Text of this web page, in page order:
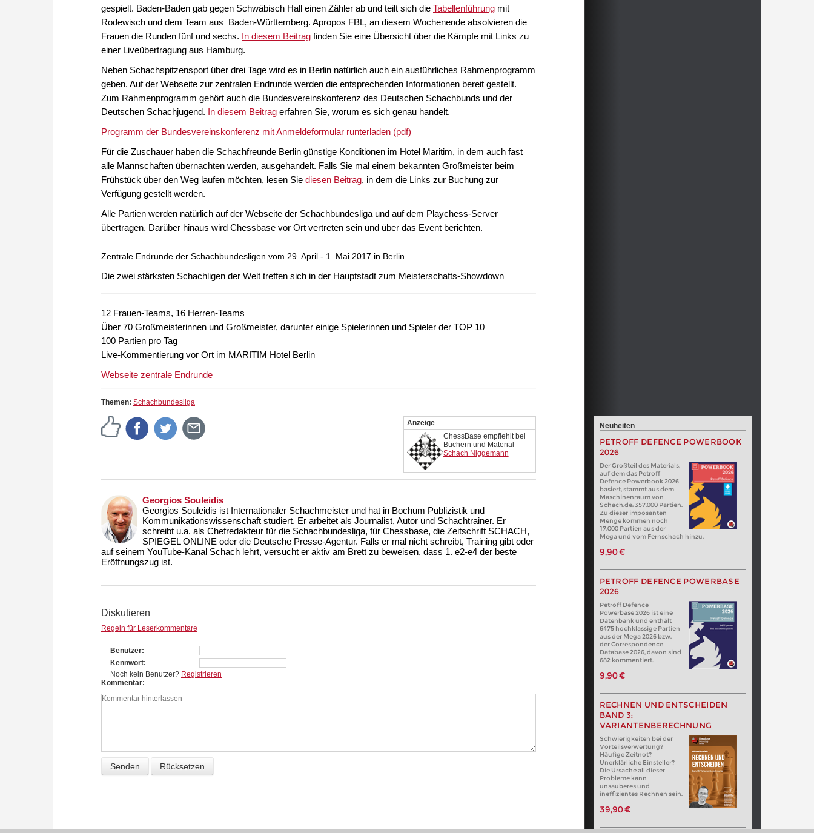
gespielt. Baden-Baden gab gegen Schwäbisch Hall einen Zähler ab und teilt sich die Tabellenführung mit
Rodewisch und dem Team aus Baden-Württemberg. Apropos FBL, an diesem Wochenende absolvieren die
Frauen die Runden fünf und sechs. In diesem Beitrag finden Sie eine Übersicht über die Kämpfe mit Links zu
einer Liveübertragung aus Hamburg.
Neben Schachspitzensport über drei Tage wird es in Berlin natürlich auch ein ausführliches Rahmenprogramm
geben. Auf der Webseite zur zentralen Endrunde werden die entsprechenden Informationen bereit gestellt.
Zum Rahmenprogramm gehört auch die Bundesvereinskonferenz des Deutschen Schachbunds und der
Deutschen Schachjugend. In diesem Beitrag erfahren Sie, worum es sich genau handelt.
Programm der Bundesvereinskonferenz mit Anmeldeformular runterladen (pdf)
Für die Zuschauer haben die Schachfreunde Berlin günstige Konditionen im Hotel Maritim, in dem auch fast
alle Mannschaften übernachten werden, ausgehandelt. Falls Sie mal einem bekannten Großmeister beim
Frühstück über den Weg laufen möchten, lesen Sie diesen Beitrag, in dem die Links zur Buchung zur
Verfügung gestellt werden.
Alle Partien werden natürlich auf der Webseite der Schachbundesliga und auf dem Playchess-Server
übertragen. Darüber hinaus wird Chessbase vor Ort vertreten sein und über das Event berichten.
Zentrale Endrunde der Schachbundesligen vom 29. April - 1. Mai 2017 in Berlin
Die zwei stärksten Schachligen der Welt treffen sich in der Hauptstadt zum Meisterschafts-Showdown
12 Frauen-Teams, 16 Herren-Teams
Über 70 Großmeisterinnen und Großmeister, darunter einige Spielerinnen und Spieler der TOP 10
100 Partien pro Tag
Live-Kommentierung vor Ort im MARITIM Hotel Berlin
Webseite zentrale Endrunde
Themen: Schachbundesliga
Anzeige
ChessBase empfiehlt bei
Büchern und Material
Schach Niggemann
Georgios Souleidis
Georgios Souleidis ist Internationaler Schachmeister und hat in Bochum Publizistik und
Kommunikationswissenschaft studiert. Er arbeitet als Journalist, Autor und Schachtrainer. Er
schreibt u.a. als Chefredakteur für die Schachbundesliga, für Chessbase, die Zeitschrift SCHACH,
SPIEGEL ONLINE oder die Deutsche Presse-Agentur. Falls er mal nicht schreibt, Training gibt oder
auf seinem YouTube-Kanal Schach lehrt, versucht er aktiv am Brett zu beweisen, dass 1. e2-e4 der beste
Eröffnungszug ist.
Diskutieren
Regeln für Leserkommentare
Benutzer
Kennwort
Noch kein Benutzer? Registrieren
Kommentar
Neuheiten
PETROFF DEFENCE POWERBOOK
2026
Der Großteil des Materials,
auf dem das Petroff
Defence Powerbook 2026
basiert, stammt aus dem
Maschinenraum von
Schach.de: 357.000 Partien.
Zu dieser imposanten
Menge kommen noch
17.000 Partien aus der
Mega und vom Fernschach hinzu.
9,90 €
PETROFF DEFENCE POWERBASE
2026
Petroff Defence
Powerbase 2026 ist eine
Datenbank und enthält
6475 hochklassige Partien
aus der Mega 2026 bzw.
der Correspondence
Database 2026, davon sind
682 kommentiert.
9,90 €
RECHNEN UND ENTSCHEIDEN
BAND 3:
VARIANTENBERECHNUNG
Schwierigkeiten bei der
Vorteilsverwertung?
Häufige Zeitnot?
Unerklärliche Einsteller?
Die Ursache all dieser
Probleme kann
unsauberes und
ineffizientes Rechnen sein.
39,90 €